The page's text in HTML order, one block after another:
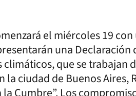
el miércoles 19
una Declaración
que se trabajan
la ciudad de Buenos Aires,